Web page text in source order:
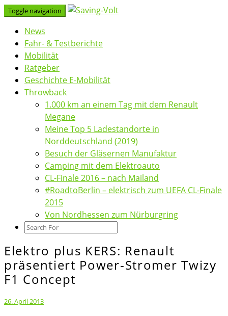
Skip
content
Toggle navigation
News
Fahr- & Testberichte
Mobilität
Ratgeber
Geschichte E-Mobilität
Throwback
1.000 km an einem Tag mit dem Renault
Megane
Meine Top 5 Ladestandorte in
Norddeutschland (2019)
Besuch der Gläsernen Manufaktur
Camping mit dem Elektroauto
CL-Finale 2016 – nach Mailand
#RoadtoBerlin – elektrisch zum UEFA CL-Finale
2015
Von Nordhessen zum Nürburgring
Search
Elektro
plus
KERS:
Renault
präsentiert
Elektro plus KERS: Renault
präsentiert Power-Stromer Twizy
F1 Concept
26. April 2013